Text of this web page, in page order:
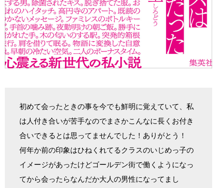
初めて会ったときの事を今でも鮮明に覚えていて、私
は人付き合いが苦手なのでまさかこんなに長くお付き
合いできるとは思ってませんでした！ありがとう！
何年か前の印象はひねくれてるクラスのいじめっ子の
イメージがあったけどゴールデン街で働くようになっ
てから会ったらなんだか大人の男性になってまし